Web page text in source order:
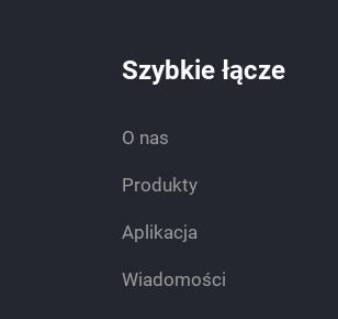
Szybkie łącze
O nas
Produkty
Aplikacja
Wiadomości